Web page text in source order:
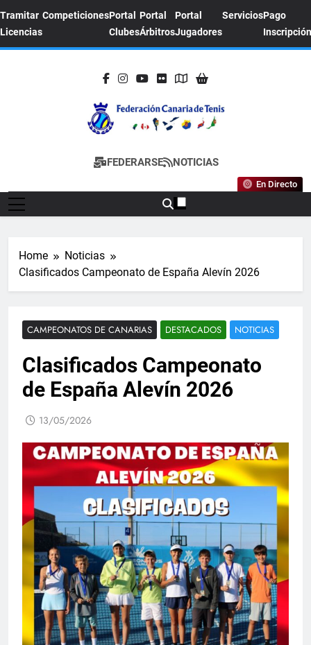
Tramitar
Licencias
CompeticionesPortal
Clubes
Portal
Árbitros
Portal
Jugadores
ServiciosPago
Inscripción
FEDERACION
CANARIA DE
TENIS
Sitio Oficial De La Federación Canaria De
FEDERARSE NOTICIAS
En Directo
Home
Noticias
Clasificados Campeonato de España Alevín 2026
CAMPEONATOS DE CANARIAS DESTACADOS NOTICIAS
Clasificados Campeonato
de España Alevín 2026
13/05/2026